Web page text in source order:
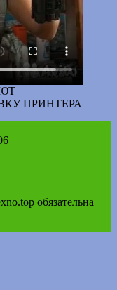
ПРИНТЕРА
обязательна